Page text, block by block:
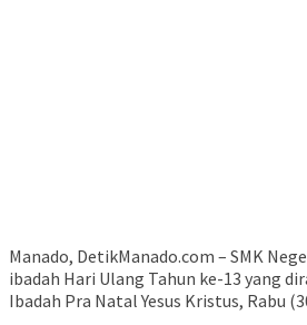
Manado, DetikManado.com – SMK
ibadah Hari Ulang Tahun ke-13 yang
Ibadah Pra Natal Yesus Kristus, Rabu